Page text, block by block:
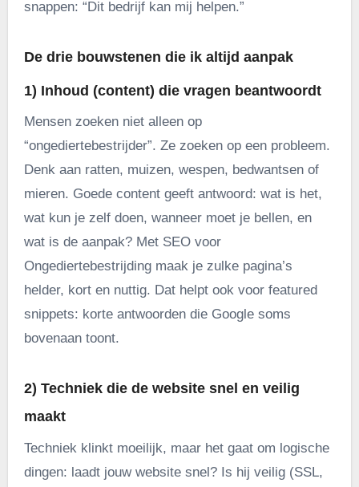
snappen: “Dit bedrijf kan mij helpen.”
De drie bouwstenen die ik altijd aanpak
1) Inhoud (content) die vragen beantwoordt
Mensen zoeken niet alleen op
“ongediertebestrijder”. Ze zoeken op een probleem.
Denk aan ratten, muizen, wespen, bedwantsen of
mieren. Goede content geeft antwoord: wat is het,
wat kun je zelf doen, wanneer moet je bellen, en
wat is de aanpak? Met SEO voor
Ongediertebestrijding maak je zulke pagina’s
helder, kort en nuttig. Dat helpt ook voor featured
snippets: korte antwoorden die Google soms
bovenaan toont.
2) Techniek die de website snel en veilig
maakt
Techniek klinkt moeilijk, maar het gaat om logische
dingen: laadt jouw website snel? Is hij veilig (SSL,